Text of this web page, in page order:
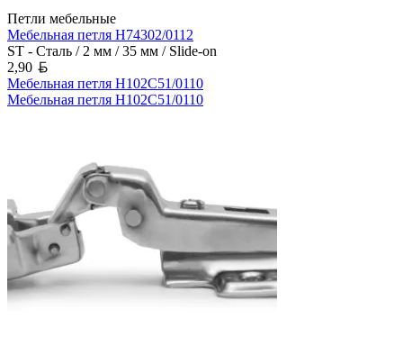
Петли мебельные
Мебельная петля H74302/0112
ST - Сталь / 2 мм / 35 мм / Slide-on
2,90
Мебельная петля H102C51/0110
Мебельная петля H102C51/0110